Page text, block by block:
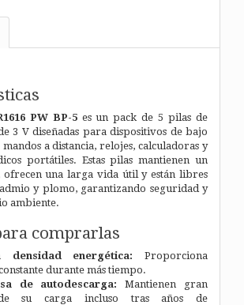
PW BP-5es un pack de 5 pilas de
3 V diseñadas para dispositivos de bajo
a distancia, relojes, calculadoras y
portátiles. Estas pilas mantienen un
ofrecen una larga vida útil y están libres
y plomo, garantizando seguridad y
ambiente.
comprarlas
densidad energética: Proporciona
durante más tiempo.
de autodescarga: Mantienen gran
su carga incluso tras años de